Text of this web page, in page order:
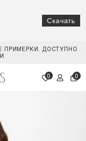
ПРИМЕРКИ. ДОСТУПНО
0 0
Скачать